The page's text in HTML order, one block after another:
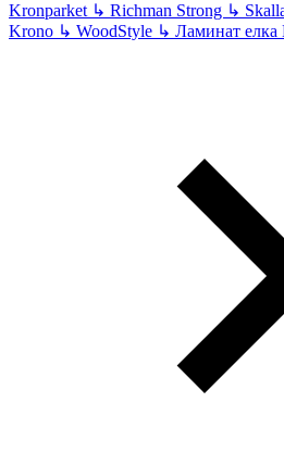
Kronparket ↳ Richman Strong ↳
Krono ↳ WoodStyle ↳ Ламинат елка